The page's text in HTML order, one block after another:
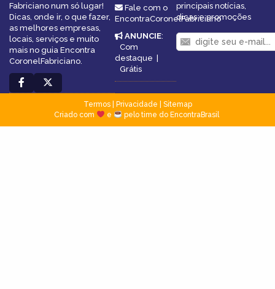
Fabriciano num só lugar!
Dicas, onde ir, o que fazer,
as melhores empresas,
locais, serviços e muito
mais no guia Encontra
CoronelFabriciano.
Fale com o
EncontraCoronelFabriciano
ANUNCIE:
Com
destaque
Grátis
principais notícias,
dicas e promoções
Termos| Privacidade
Sitemap
Criado com
e pelo time do EncontraBrasil